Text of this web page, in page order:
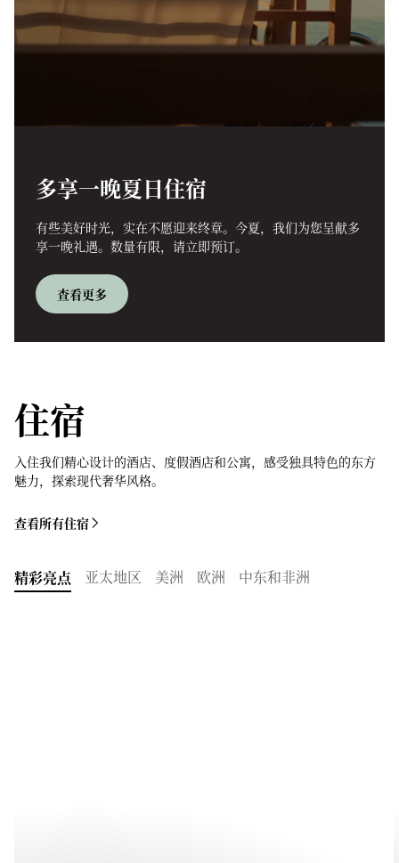
多享一晚夏日住宿
有些美好时光，实在不愿迎来终章。今夏，我们为您呈献多
享一晚礼遇。数量有限，请立即预订。
查看更多
住宿
入住我们精心设计的酒店、度假酒店和公寓，感受独具特色的东方
魅力，探索现代奢华风格。
查看所有住宿
精彩亮点 亚太地区 美洲 欧洲 中东和非洲